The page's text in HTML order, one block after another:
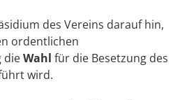
des Vereins darauf hin,
ordentlichen
dieWahl für die Besetzung des
wird.